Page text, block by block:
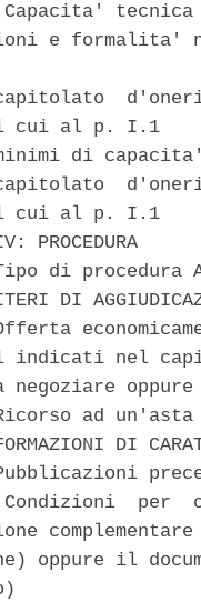
tecnica
e formalita'
cui al p. I.1
di
cui al p. I.1
PROCEDURA
di procedura
DI
indicati nel
ad
DI
per
oppure il